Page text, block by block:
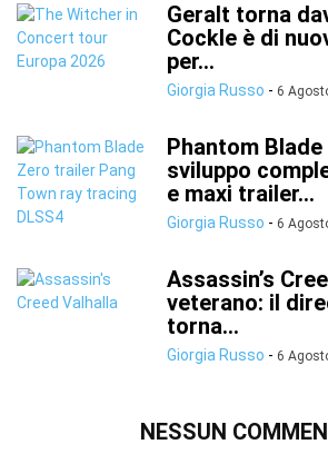
Geralt torna
Cockle è di
per...
Giorgia Russo - 6
Phantom
sviluppo
e maxi trailer...
Giorgia Russo - 6
Assassin’s
veterano: il
torna...
Giorgia Russo - 6
NESSUN